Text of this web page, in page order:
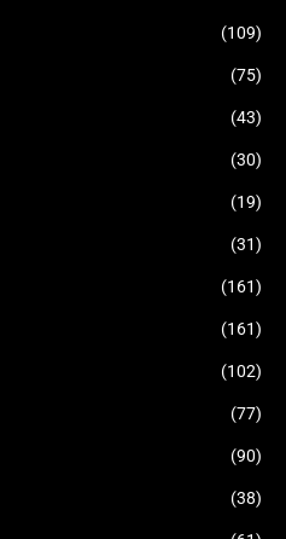
(109)
(75)
(43)
(30)
(19)
(31)
(161)
(161)
(102)
(77)
(90)
(38)